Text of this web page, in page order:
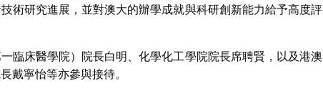
術研究進展，並對澳大的辦學成就與科研創新能力給予高度評
臨床醫學院）院長白明、化學化工學院院長席聘賢，以及港澳
戴寧怡等亦參與接待。